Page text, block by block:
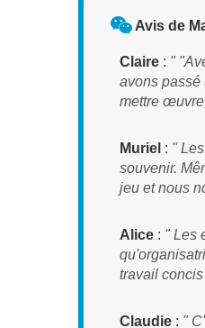
Avis de
Claire : "
avons passé
mettre
Muriel : "
souvenir.
jeu et nous
Alice : " Les
travail
Claudie : "